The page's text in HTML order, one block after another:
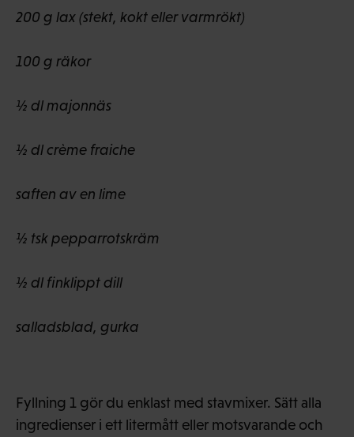
200 g lax (stekt, kokt eller varmrökt)
100 g räkor
½ dl majonnäs
½ dl crème fraiche
saften av en lime
½ tsk pepparrotskräm
½ dl finklippt dill
salladsblad, gurka
Fyllning 1 gör du enklast med stavmixer. Sätt alla
ingredienser i ett litermått eller motsvarande och